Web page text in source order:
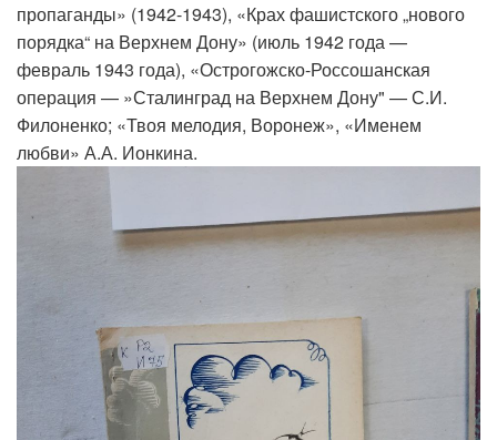
пропаганды» (1942-1943), «Крах фашистского „нового
порядка“ на Верхнем Дону» (июль 1942 года —
февраль 1943 года), «Острогожско-Россошанская
операция — »Сталинград на Верхнем Дону" — С.И.
Филоненко; «Твоя мелодия, Воронеж», «Именем
любви» А.А. Ионкина.